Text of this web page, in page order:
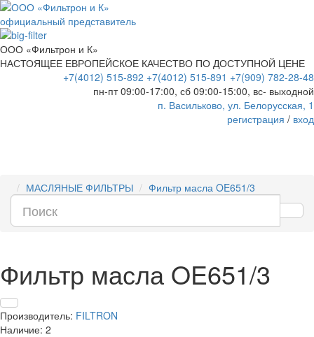
официальный представитель
ООО «Фильтрон и К»
НАСТОЯЩЕЕ ЕВРОПЕЙСКОЕ КАЧЕСТВО ПО ДОСТУПНОЙ ЦЕНЕ
+7(4012) 515-892 +7(4012) 515-891 +7(909) 782-28-48
пн-пт 09:00-17:00, сб 09:00-15:00, вс- выходной
п. Васильково, ул. Белорусская, 1
регистрация / вход
МАСЛЯНЫЕ ФИЛЬТРЫ Фильтр масла OE651/3
Фильтр масла OE651/3
Производитель: FILTRON
Наличие: 2